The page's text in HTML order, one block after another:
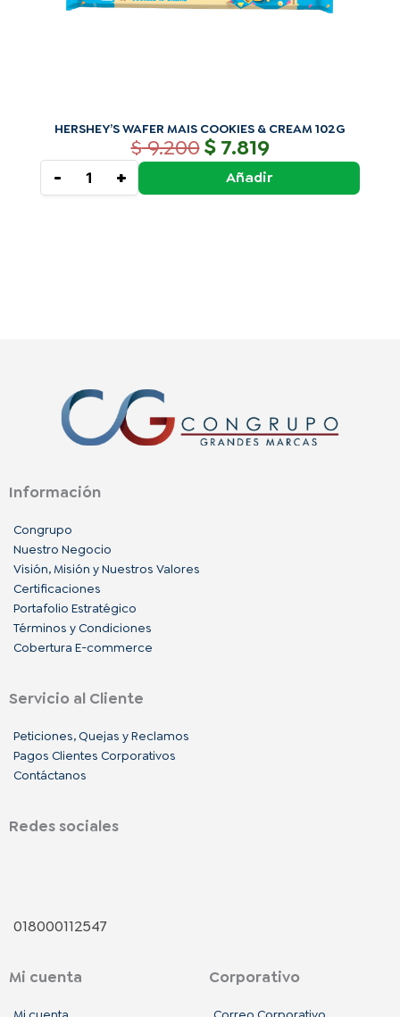
HERSHEY’S WAFER MAIS COOKIES & CREAM 102G
$9.200$7.819
- + Añadir
Información
Congrupo
Nuestro Negocio
Visión, Misión y Nuestros Valores
Certificaciones
Portafolio Estratégico
Términos y Condiciones
Cobertura E-commerce
Servicio al Cliente
Peticiones, Quejas y Reclamos
Pagos Clientes Corporativos
Contáctanos
Redes sociales
a
c
n
s
i
n
018000112547
Mi cuenta Corporativo